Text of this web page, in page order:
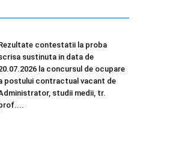
contestatii la proba
sustinuta in data de
la concursul de ocupare
postului contractual vacant de
studii medii, tr.